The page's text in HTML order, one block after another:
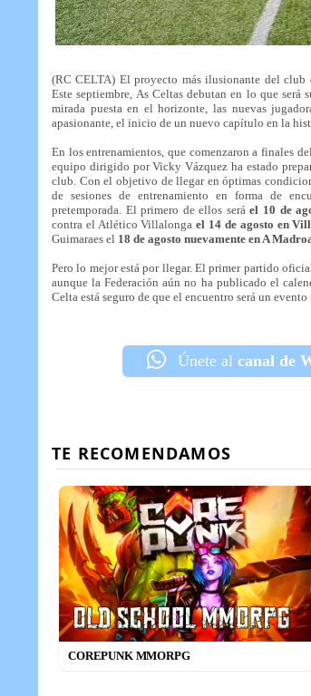
(RC CELTA) El proyecto más ilusionante del club
Este septiembre, As Celtas debutan en lo que
mirada puesta en el horizonte, las nuevas
apasionante, el inicio de un nuevo capítulo en la
En los entrenamientos, que comenzaron a finales
equipo dirigido por Vicky Vázquez ha estado
club. Con el objetivo de llegar en óptimas
de sesiones de entrenamiento en forma de
pretemporada. El primero de ellos seráel 10 de
contra el Atlético Villalongael 14 de agosto en
Guimaraes el 18 de agosto nuevamente en A
Pero lo mejor está por llegar. El primer partido
aunque la Federación aún no ha publicado el
Celta está seguro de que el encuentro será un
Únete al canal de
COREPUNK MMORPG